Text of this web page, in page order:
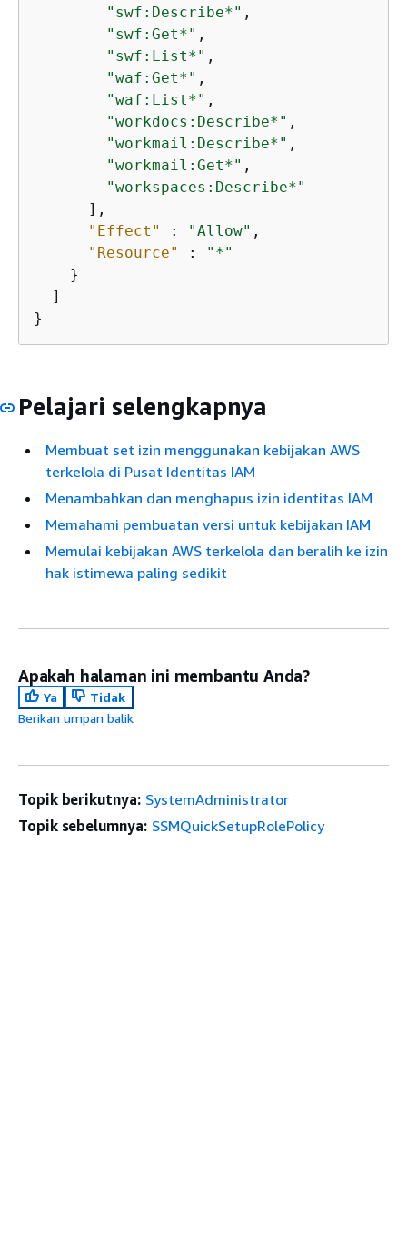
"swf:Describe*" ,
"swf:Get*" ,
"swf:List*" ,
"waf:Get*" ,
"waf:List*" ,
"workdocs:Describe*" ,
"workmail:Describe*" ,
"workmail:Get*" ,
"workspaces:Describe*"
      ],
"Effect"
: "Allow" ,
"Resource"
:
"*"
    }
  ]
}
Pelajari selengkapnya
Membuat set izin menggunakan kebijakan AWS
terkelola di Pusat Identitas IAM
Menambahkan dan menghapus izin identitas IAM
Memahami pembuatan versi untuk kebijakan IAM
Memulai kebijakan AWS terkelola dan beralih ke izin
hak istimewa paling sedikit
Apakah halaman ini membantu Anda?
Ya
Tidak
Berikan umpan balik
Topik berikutnya: SystemAdministrator
Topik sebelumnya: SSMQuickSetupRolePolicy